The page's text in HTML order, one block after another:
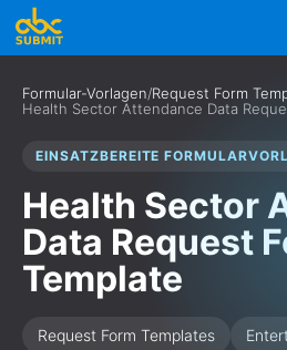
Formular-Vorlagen/Request Form
Health Sector Attendance Data
EINSATZBEREITE
Health Sector
Data Request
Template
Request Form Templates